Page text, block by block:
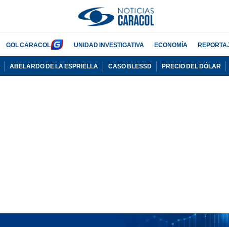
GOL CARACOL UNIDAD INVESTIGATIVA ECONOMÍA
ABELARDO DE LA ESPRIELLA CASO BLESSD PRECIO DEL DÓLAR